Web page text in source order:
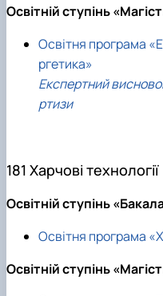
Освітній ступінь
Освітня програма
ргетика»
Експертний
ртизи
181 Харчові технології
Освітній ступінь
Освітня програма
Освітній ступінь